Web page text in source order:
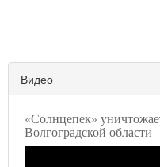
Видео
«Солнцепек»
Волгоградской области